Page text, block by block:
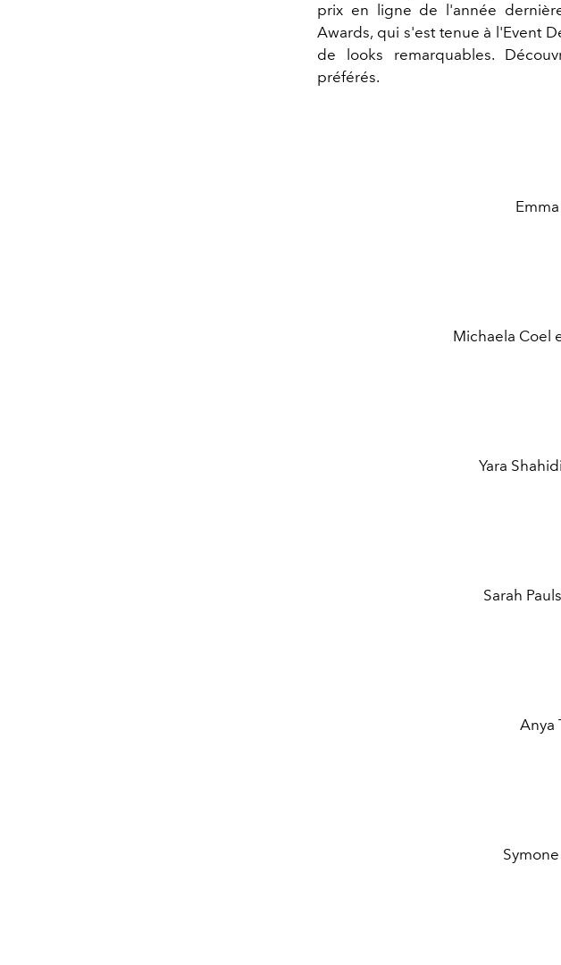
prix en ligne de l'année
Awards, qui s'est tenue à l'Event
de looks remarquables.
préférés.
Michaela Coel
Yara
Sarah
Anya